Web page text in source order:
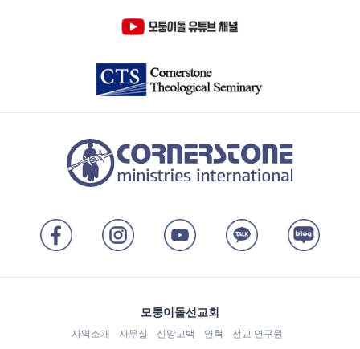
모퉁이돌선교회
사역소개 사무실 신앙고백 연혁
선교 연구원